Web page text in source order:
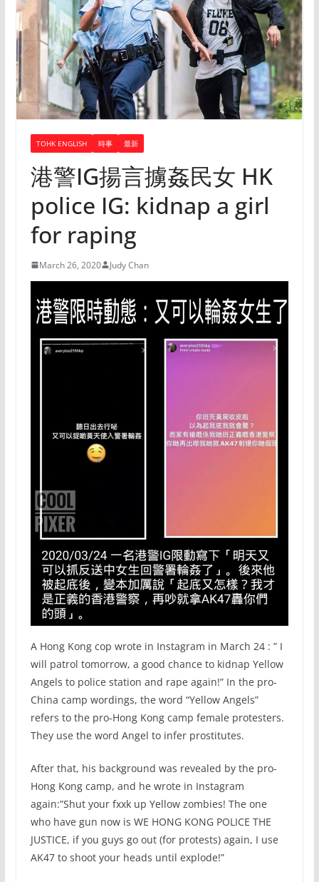
TOHK ENGLISH 時事 最新
港警IG揚言擄姦民女 HK
police IG: kidnap a girl
for raping
March 26, 2020 Judy Chan
A Hong Kong cop wrote in Instagram in March 24 : ” I
will patrol tomorrow, a good chance to kidnap Yellow
Angels to police station and rape again!” In the pro-
China camp wordings, the word “Yellow Angels”
refers to the pro-Hong Kong camp female protesters.
They use the word Angel to infer prostitutes.
After that, his background was revealed by the pro-
Hong Kong camp, and he wrote in Instagram
again:”Shut your fxxk up Yellow zombies! The one
who have gun now is WE HONG KONG POLICE THE
JUSTICE, if you guys go out (for protests) again, I use
AK47 to shoot your heads until explode!”